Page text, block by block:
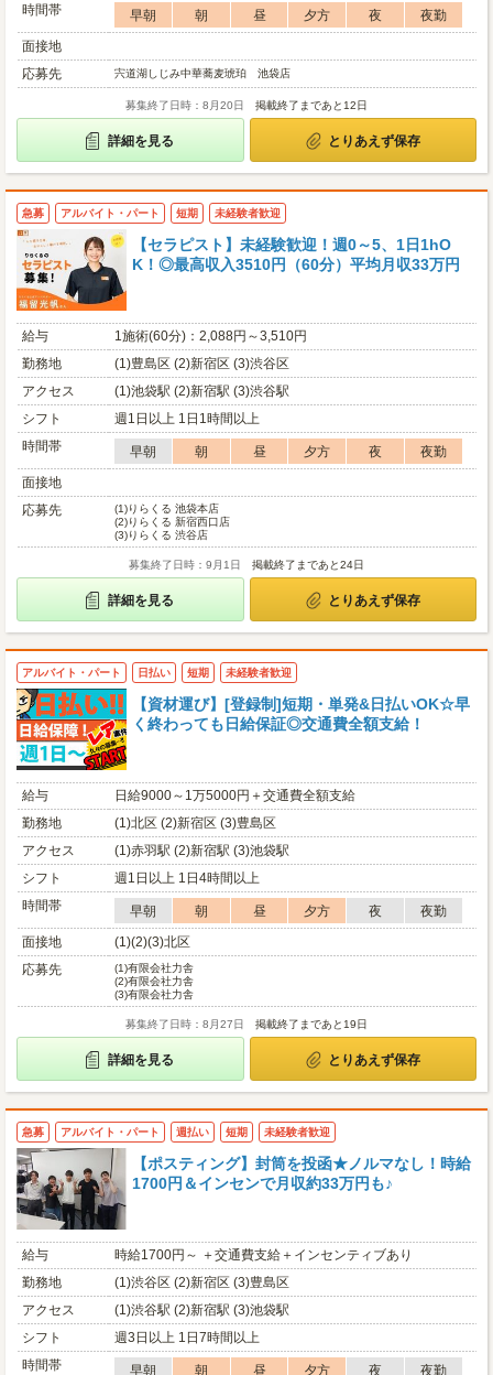
時間帯
早朝 朝 昼 夕方 夜
夜勤
面接地
応募先
宍道湖しじみ中華蕎麦琥珀 池袋店
募集終了日時：8月20日 掲載終了まであと12日
詳細を見る とりあえず保存
急募 アルバイト・パート 短期 未経験者歓迎
【セラピスト】未経験歓迎！週0～5、1日1hO
K！◎最高収入3510円（60分）平均月収33万円
給与
1施術(60分)：2,088円～3,510円
勤務地
(1)豊島区 (2)新宿区 (3)渋谷区
アクセス
(1)池袋駅 (2)新宿駅 (3)渋谷駅
シフト
週1日以上 1日1時間以上
時間帯
早朝 朝 昼 夕方 夜
夜勤
面接地
応募先
(1)りらくる 池袋本店
(2)りらくる 新宿西口店
(3)りらくる 渋谷店
募集終了日時：9月1日 掲載終了まであと24日
詳細を見る とりあえず保存
アルバイト・パート 日払い 短期 未経験者歓迎
【資材運び】[登録制]短期・単発&日払いOK☆早
く終わっても日給保証◎交通費全額支給！
給与
日給9000～1万5000円＋交通費全額支給
勤務地
(1)北区 (2)新宿区 (3)豊島区
アクセス
(1)赤羽駅 (2)新宿駅 (3)池袋駅
シフト
週1日以上 1日4時間以上
時間帯
早朝 朝 昼 夕方 夜
夜勤
面接地
(1)(2)(3)北区
応募先
(1)有限会社力舎
(2)有限会社力舎
(3)有限会社力舎
募集終了日時：8月27日 掲載終了まであと19日
詳細を見る とりあえず保存
急募 アルバイト・パート 週払い 短期 未経験者歓迎
【ポスティング】封筒を投函★ノルマなし！時給
1700円＆インセンで月収約33万円も♪
給与
時給1700円～ ＋交通費支給＋インセンティブあり
勤務地
(1)渋谷区 (2)新宿区 (3)豊島区
アクセス
(1)渋谷駅 (2)新宿駅 (3)池袋駅
シフト
週3日以上 1日7時間以上
時間帯
早朝 朝 昼 夕方 夜 夜勤